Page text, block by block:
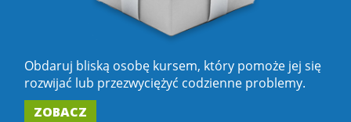
Obdaruj bliską osobę kursem, który pomoże jej się
rozwijać lub przezwyciężyć codzienne problemy.
ZOBACZ